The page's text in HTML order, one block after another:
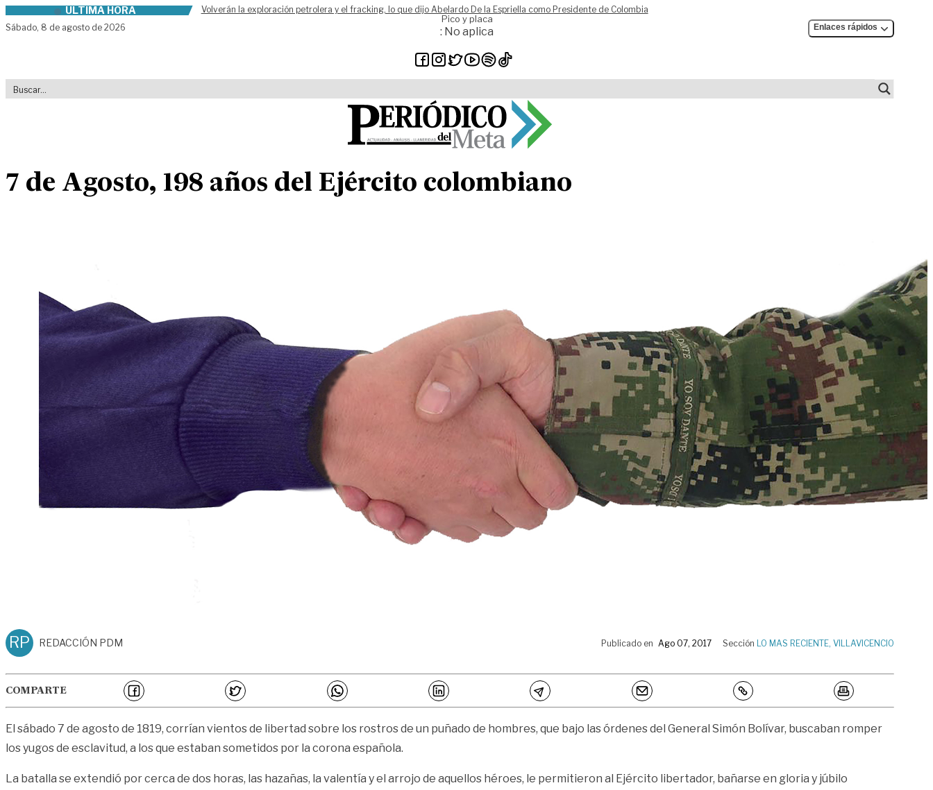
Skip to contentÚLTIMA HORA
Volverán la exploración petrolera y el fracking, lo que dijo Abelardo De la Espriella como Presidente de Colombia
Sábado, 8 de agosto de 2026
Pico y placa
: No aplica Enlaces rápidos
7 de Agosto, 198 años del Ejército colombiano
RP REDACCIÓN PDM Publicado en Ago 07, 2017 Sección LO MAS RECIENTE, VILLAVICENCIO
COMPARTE
El sábado 7 de agosto de 1819, corrían vientos de libertad sobre los rostros de un puñado de hombres, que bajo las órdenes del General Simón Bolívar, buscaban romper
los yugos de esclavitud, a los que estaban sometidos por la corona española.
La batalla se extendió por cerca de dos horas, las hazañas, la valentía y el arrojo de aquellos héroes, le permitieron al Ejército libertador, bañarse en gloria y júbilo